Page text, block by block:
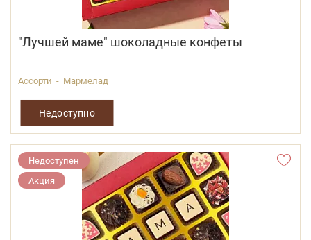
"Лучшей маме" шоколадные конфеты
Ассорти - Мармелад
Недоступно
Недоступен
Акция